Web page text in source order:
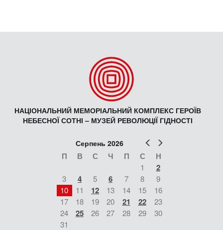
НАЦІОНАЛЬНИЙ МЕМОРІАЛЬНИЙ КОМПЛЕКС ГЕРОЇВ
НЕБЕСНОЇ СОТНІ – МУЗЕЙ РЕВОЛЮЦІЇ ГІДНОСТІ
Попер
Серпень 2026
П В С Ч П С Н
1 2
3 4 5 6 7 8
9
10
11 12 13 14 15
16
17
18 19 20 21 22
23
24
25 26 27 28 29
30
31